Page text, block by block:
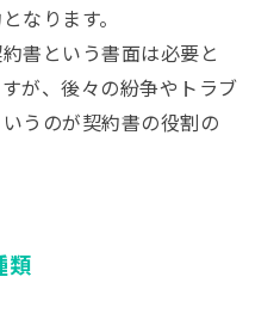
なります。
書という書面は必要と
が、後々の紛争やトラブ
うのが契約書の役割の
類